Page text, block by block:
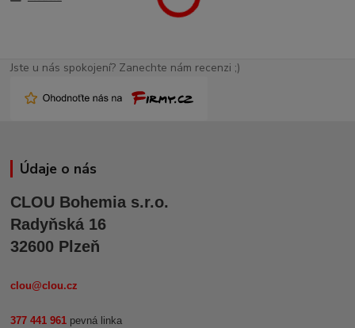
Jste u nás spokojení? Zanechte nám recenzi ;)
Údaje o nás
CLOU Bohemia s.r.o.
Radyňská 16
32600 Plzeň
clou@clou.cz
377 441 961 pevná linka